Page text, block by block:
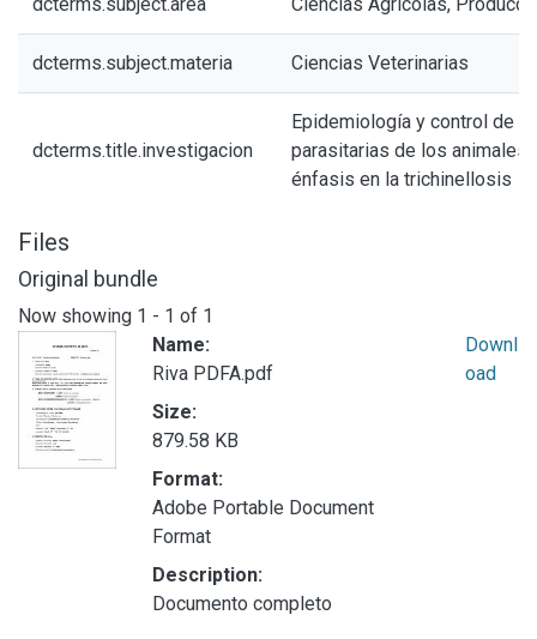
dcterms.subject.materia Ciencias Veterinarias
dcterms.title.investigacion
Epidemiología y control de
parasitarias de los animales
énfasis en la trichinellosis
Files
Original bundle
Now showing 1 - 1 of 1
Name:
Riva PDFA.pdf
Size:
879.58 KB
Format:
Adobe Portable Document
Format
Description:
Documento completo
Downl
oad